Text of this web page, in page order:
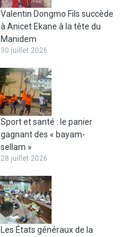
Valentin Dongmo Fils succède
à Anicet Ekane à la tête du
Manidem
30 juillet 2026
Sport et santé : le panier
gagnant des « bayam-
sellam »
28 juillet 2026
Les États généraux de la